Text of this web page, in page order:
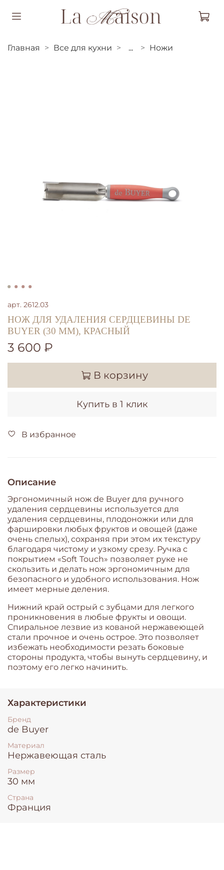
Главная Все для кухни ... Ножи
арт. 2612.03
НОЖ ДЛЯ УДАЛЕНИЯ СЕРДЦЕВИНЫ DE
BUYER (30 ММ), КРАСНЫЙ
3 600 ₽
В корзину
Купить в 1 клик
В избранное
Описание
Эргономичный нож de Buyer для ручного
удаления сердцевины используется для
удаления сердцевины, плодоножки или для
фаршировки любых фруктов и овощей (даже
очень спелых), сохраняя при этом их текстуру
благодаря чистому и узкому срезу. Ручка с
покрытием «Soft Touch» позволяет руке не
скользить и делать нож эргономичным для
безопасного и удобного использования. Нож
имеет мерные деления.
Нижний край острый с зубцами для легкого
проникновения в любые фрукты и овощи.
Спиральное лезвие из кованой нержавеющей
стали прочное и очень острое. Это позволяет
избежать необходимости резать боковые
стороны продукта, чтобы вынуть сердцевину, и
поэтому его легко начинить.
Характеристики
Бренд
de Buyer
Материал
Нержавеющая сталь
Размер
30 мм
Страна
Франция